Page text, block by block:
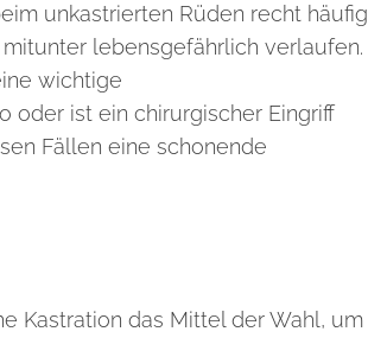
unkastrierten Rüden recht häufig
lebensgefährlich verlaufen.
wichtige
oder ist ein chirurgischer Eingriff
Fällen eine schonende
Kastration das Mittel der Wahl, um